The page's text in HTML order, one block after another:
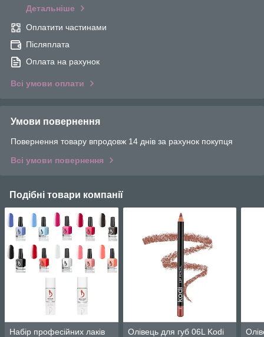
Детальніше
Оплатити частинами
Післяплата
Оплата на рахунок
Всі умови оплати
Умови повернення
Повернення товару впродовж 14 днів за рахунок покупця
Всі умови повернення
Подібні товари компанії
Набір професійних лаків
Олівець для губ 06L Kodi